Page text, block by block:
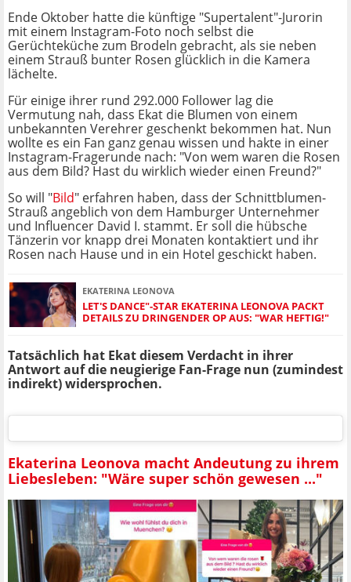
Ende Oktober hatte die künftige "Supertalent"-Jurorin
mit einem Instagram-Foto noch selbst die
Gerüchteküche zum Brodeln gebracht, als sie neben
einem Strauß bunter Rosen glücklich in die Kamera
lächelte.
Für einige ihrer rund 292.000 Follower lag die
Vermutung nah, dass Ekat die Blumen von einem
unbekannten Verehrer geschenkt bekommen hat. Nun
wollte es ein Fan ganz genau wissen und hakte in einer
Instagram-Fragerunde nach: "Von wem waren die Rosen
aus dem Bild? Hast du wirklich wieder einen Freund?"
So will "Bild" erfahren haben, dass der Schnittblumen-
Strauß angeblich von dem Hamburger Unternehmer
und Influencer David I. stammt. Er soll die hübsche
Tänzerin vor knapp drei Monaten kontaktiert und ihr
Rosen nach Hause und in ein Hotel geschickt haben.
EKATERINA LEONOVA
LET'S DANCE"-STAR EKATERINA LEONOVA PACKT
DETAILS ZU DRINGENDER OP AUS: "WAR HEFTIG!"
Tatsächlich hat Ekat diesem Verdacht in ihrer
Antwort auf die neugierige Fan-Frage nun (zumindest
indirekt) widersprochen.
Ekaterina Leonova macht Andeutung zu ihrem
Liebesleben: "Wäre super schön gewesen ..."